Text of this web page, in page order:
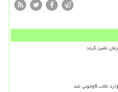
تامین گردد